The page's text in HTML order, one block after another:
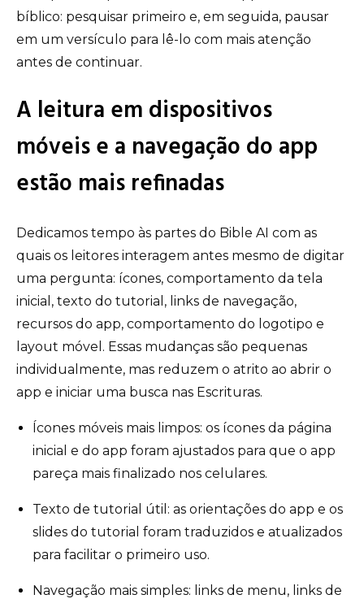
bíblico: pesquisar primeiro e, em seguida, pausar
em um versículo para lê-lo com mais atenção
antes de continuar.
A leitura em dispositivos
móveis e a navegação do app
estão mais refinadas
Dedicamos tempo às partes do Bible AI com as
quais os leitores interagem antes mesmo de digitar
uma pergunta: ícones, comportamento da tela
inicial, texto do tutorial, links de navegação,
recursos do app, comportamento do logotipo e
layout móvel. Essas mudanças são pequenas
individualmente, mas reduzem o atrito ao abrir o
app e iniciar uma busca nas Escrituras.
Ícones móveis mais limpos: os ícones da página
inicial e do app foram ajustados para que o app
pareça mais finalizado nos celulares.
Texto de tutorial útil: as orientações do app e os
slides do tutorial foram traduzidos e atualizados
para facilitar o primeiro uso.
Navegação mais simples: links de menu, links de